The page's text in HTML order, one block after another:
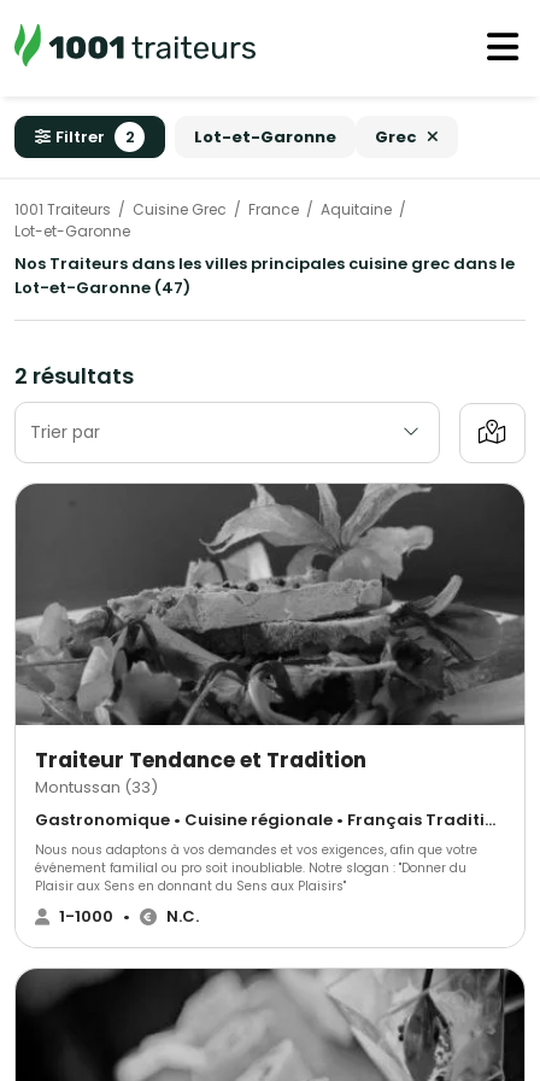
Filtrer 2 Lot-et-Garonne Grec
1001 Traiteurs Cuisine Grec France
Aquitaine
Lot-et-Garonne
Nos Traiteurs dans les villes principales cuisine grec dans le
Lot-et-Garonne (47)
2 résultats
Trier par
Traiteur Tendance et Tradition
Montussan (33)
Gastronomique • Cuisine régionale • Français Traditionnel
Nous nous adaptons à vos demandes et vos exigences, afin que votre
événement familial ou pro soit inoubliable. Notre slogan : "Donner du
Plaisir aux Sens en donnant du Sens aux Plaisirs"
1-1000 • N.C.